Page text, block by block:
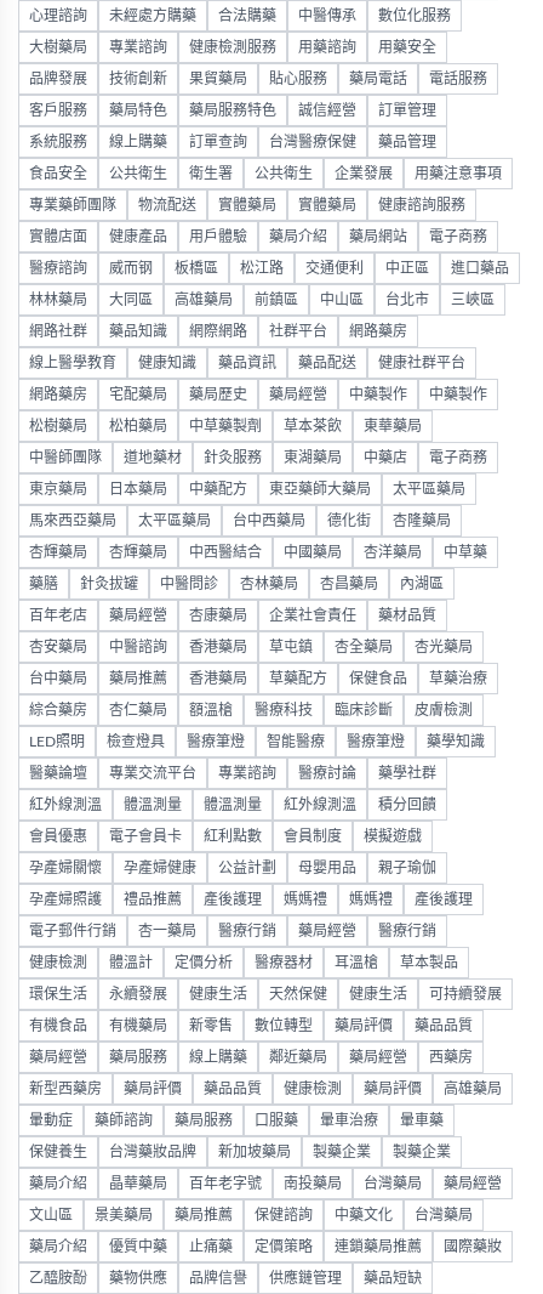
心理諮詢 未經處方購藥 合法購藥 中醫傳承 數位化服務
大樹藥局 專業諮詢 健康檢測服務 用藥諮詢 用藥安全
品牌發展 技術創新 果貿藥局 貼心服務 藥局電話 電話服務
客戶服務 藥局特色 藥局服務特色 誠信經營 訂單管理
系統服務 線上購藥 訂單查詢 台灣醫療保健 藥品管理
食品安全 公共衛生 衛生署 公共衛生 企業發展 用藥注意事項
專業藥師團隊 物流配送 實體藥局 實體藥局 健康諮詢服務
實體店面 健康產品 用戶體驗 藥局介紹 藥局網站 電子商務
醫療諮詢 威而钢 板橋區 松江路 交通便利 中正區 進口藥品
林林藥局 大同區 高雄藥局 前鎮區 中山區 台北市 三峽區
網路社群 藥品知識 網際網路 社群平台 網路藥房
線上醫學教育 健康知識 藥品資訊 藥品配送 健康社群平台
網路藥房 宅配藥局 藥局歷史 藥局經營 中藥製作 中藥製作
松樹藥局 松柏藥局 中草藥製劑 草本茶飲 東華藥局
中醫師團隊 道地藥材 針灸服務 東湖藥局 中藥店 電子商務
東京藥局 日本藥局 中藥配方 東亞藥師大藥局 太平區藥局
馬來西亞藥局 太平區藥局 台中西藥局 德化街 杏隆藥局
杏輝藥局 杏輝藥局 中西醫結合 中國藥局 杏洋藥局 中草藥
藥膳 針灸拔罐 中醫問診 杏林藥局 杏昌藥局 內湖區
百年老店 藥局經營 杏康藥局 企業社會責任 藥材品質
杏安藥局 中醫諮詢 香港藥局 草屯鎮 杏全藥局 杏光藥局
台中藥局 藥局推薦 香港藥局 草藥配方 保健食品 草藥治療
綜合藥房 杏仁藥局 額溫槍 醫療科技 臨床診斷 皮膚檢測
LED照明 檢查燈具 醫療筆燈 智能醫療 醫療筆燈 藥學知識
醫藥論壇 專業交流平台 專業諮詢 醫療討論 藥學社群
紅外線測溫 體溫測量 體溫測量 紅外線測溫 積分回饋
會員優惠 電子會員卡 紅利點數 會員制度 模擬遊戲
孕產婦關懷 孕產婦健康 公益計劃 母嬰用品 親子瑜伽
孕產婦照護 禮品推薦 產後護理 媽媽禮 媽媽禮 產後護理
電子郵件行銷 杏一藥局 醫療行銷 藥局經營 醫療行銷
健康檢測 體溫計 定價分析 醫療器材 耳溫槍 草本製品
環保生活 永續發展 健康生活 天然保健 健康生活 可持續發展
有機食品 有機藥局 新零售 數位轉型 藥局評價 藥品品質
藥局經營 藥局服務 線上購藥 鄰近藥局 藥局經營 西藥房
新型西藥房 藥局評價 藥品品質 健康檢測 藥局評價 高雄藥局
暈動症 藥師諮詢 藥局服務 口服藥 暈車治療 暈車藥
保健養生 台灣藥妝品牌 新加坡藥局 製藥企業 製藥企業
藥局介紹 晶華藥局 百年老字號 南投藥局 台灣藥局 藥局經營
文山區 景美藥局 藥局推薦 保健諮詢 中藥文化 台灣藥局
藥局介紹 優質中藥 止痛藥 定價策略 連鎖藥局推薦 國際藥妝
乙醯胺酚 藥物供應 品牌信譽 供應鏈管理 藥品短缺